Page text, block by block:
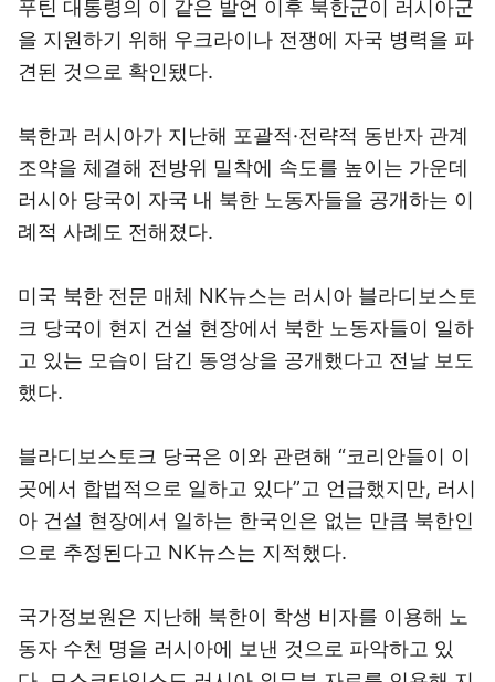
푸틴 대통령의 이 같은 발언 이후 북한군이 러시아군
을 지원하기 위해 우크라이나 전쟁에 자국 병력을 파
견된 것으로 확인됐다.
북한과 러시아가 지난해 포괄적·전략적 동반자 관계
조약을 체결해 전방위 밀착에 속도를 높이는 가운데
러시아 당국이 자국 내 북한 노동자들을 공개하는 이
례적 사례도 전해졌다.
미국 북한 전문 매체 NK뉴스는 러시아 블라디보스토
크 당국이 현지 건설 현장에서 북한 노동자들이 일하
고 있는 모습이 담긴 동영상을 공개했다고 전날 보도
했다.
블라디보스토크 당국은 이와 관련해 “코리안들이 이
곳에서 합법적으로 일하고 있다”고 언급했지만, 러시
아 건설 현장에서 일하는 한국인은 없는 만큼 북한인
으로 추정된다고 NK뉴스는 지적했다.
국가정보원은 지난해 북한이 학생 비자를 이용해 노
동자 수천 명을 러시아에 보낸 것으로 파악하고 있